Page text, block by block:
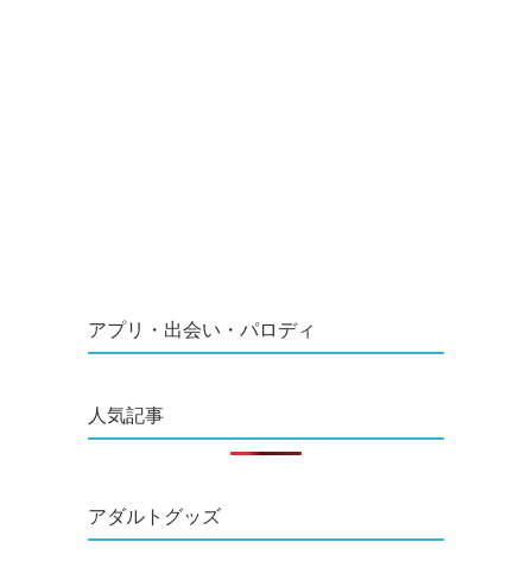
アプリ・出会い・パロディ
人気記事
アダルトグッズ